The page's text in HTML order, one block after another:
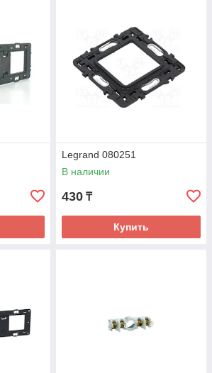
Legrand 080251
В наличии
430 ₸
Купить